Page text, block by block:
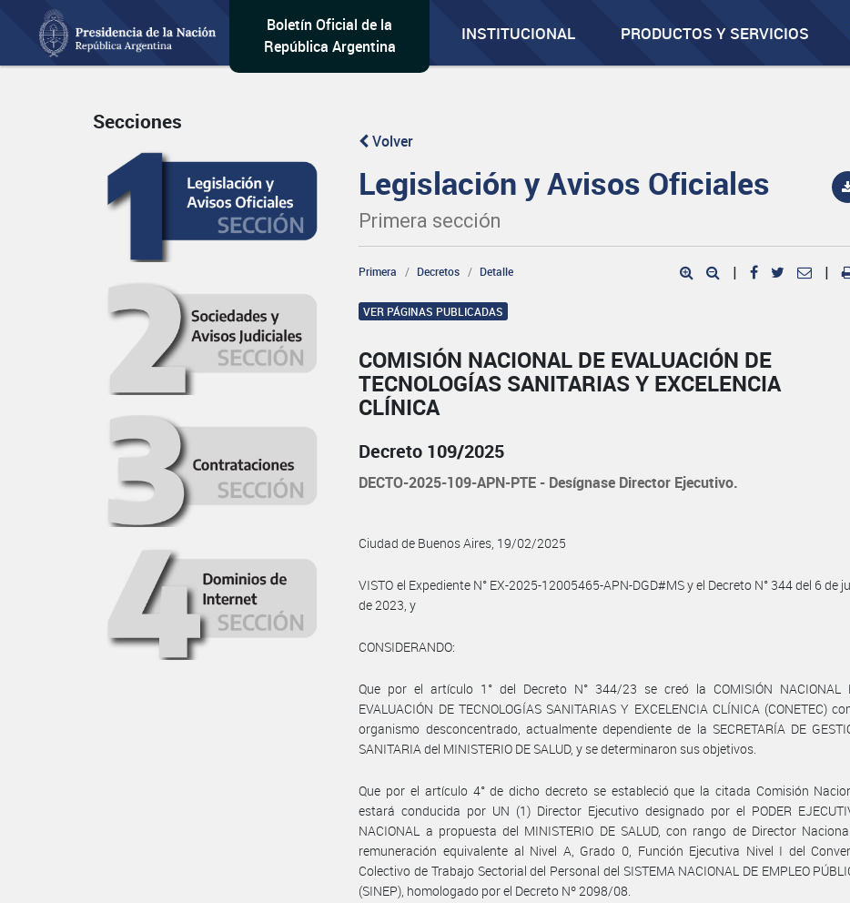
Boletín Oficial de la
República Argentina
INSTITUCIONAL PRODUCTOS Y SERVICIOS
Secciones
Volver
Legislación y Avisos Oficiales
Primera sección
Primera Decretos Detalle | |
VER PÁGINAS PUBLICADAS
COMISIÓN NACIONAL DE EVALUACIÓN DE
TECNOLOGÍAS SANITARIAS Y EXCELENCIA
CLÍNICA
Decreto 109/2025
DECTO-2025-109-APN-PTE - Desígnase Director Ejecutivo.
Ciudad de Buenos Aires, 19/02/2025
VISTO el Expediente N° EX-2025-12005465-APN-DGD#MS y el Decreto N° 344 del 6 de
de 2023, y
CONSIDERANDO:
Que por el artículo 1° del Decreto N° 344/23 se creó la COMISIÓN NACIONAL
EVALUACIÓN DE TECNOLOGÍAS SANITARIAS Y EXCELENCIA CLÍNICA (CONETEC)
organismo desconcentrado, actualmente dependiente de la SECRETARÍA DE
SANITARIA del MINISTERIO DE SALUD, y se determinaron sus objetivos.
Que por el artículo 4° de dicho decreto se estableció que la citada Comisión
estará conducida por UN (1) Director Ejecutivo designado por el PODER
NACIONAL a propuesta del MINISTERIO DE SALUD, con rango de Director
remuneración equivalente al Nivel A, Grado 0, Función Ejecutiva Nivel I del
Colectivo de Trabajo Sectorial del Personal del SISTEMA NACIONAL DE EMPLEO
(SINEP), homologado por el Decreto Nº 2098/08.